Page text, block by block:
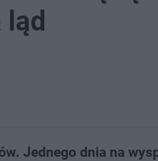
Jednego dnia na